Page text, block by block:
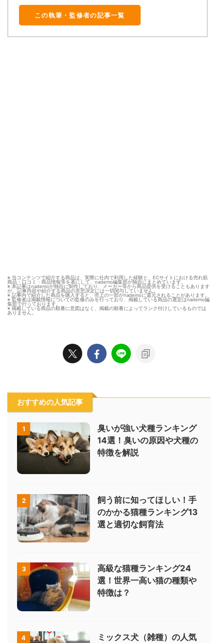
この執筆・監修者の記事一覧
※ 当コンテンツで紹介する商品は、実際に社内で利用した経験と、ECサイトにおける売れ筋
商品・口コミ・商品情報等を基にして、nademo編集部が独自にまとめています。
※ 本記事はnademoが独自に制作しており、メーカー等から商品提供を受けることもあります
が、記事内容や紹介する商品の意思決定には一切関与していません。
※ 記事内で紹介した商品を購入すると、売上の一部がnademoに還元されることがあります。
※ 監修者は掲載情報についての監修のみを行っており、掲載している商品の選定はnademo編
集部で行っております。
※ 掲載している商品の順番に意図はなく、掲載の順番によってランク付けしているものでは
ありません。
おすすめの人気記事
1
臭いが強い犬種ランキング
14選！臭いの原因や犬種の
特徴を解説
2
飼う前に知ってほしい！手
のかかる猫種ランキング13
選と適切な飼育法
3
高級な猫種ランキング24
選！世界一高い猫の種類や
特徴は？
4 ミックス犬（雑種）の人気